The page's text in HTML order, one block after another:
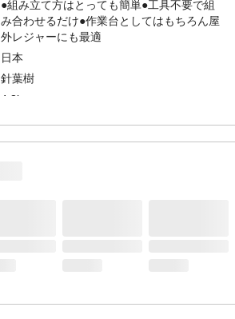
●組み立て方はとっても簡単●工具不要で組
み合わせるだけ●作業台としてはもちろん屋
外レジャーにも最適
日本
針葉樹
4.8kg